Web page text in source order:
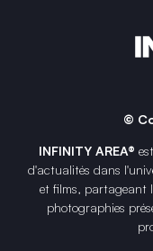
©
INFINITY AREA®
d'actualités dans
et films, partageant
photographies